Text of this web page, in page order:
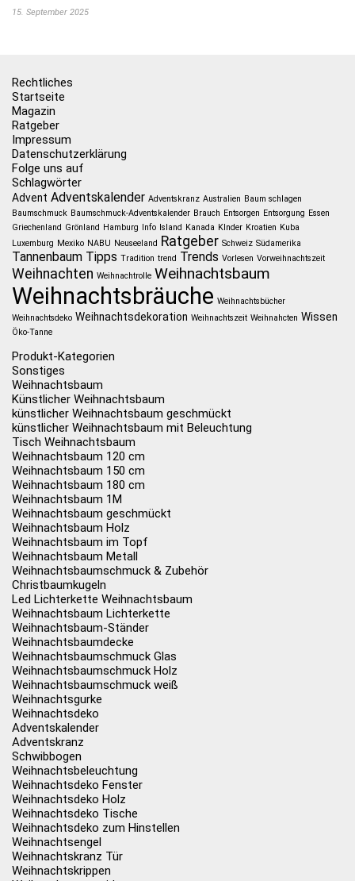
15. September 2025
Rechtliches
Startseite
Magazin
Ratgeber
Impressum
Datenschutzerklärung
Folge uns auf
Schlagwörter
Advent Adventskalender Adventskranz Australien Baum schlagen
Baumschmuck Baumschmuck-Adventskalender Brauch Entsorgen Entsorgung Essen
Griechenland Grönland Hamburg Info Island Kanada KInder Kroatien Kuba
Luxemburg Mexiko NABU Neuseeland Ratgeber Schweiz Südamerika
Tannenbaum Tipps Tradition trend Trends Vorlesen Vorweihnachtszeit
Weihnachten Weihnachtrolle Weihnachtsbaum
Weihnachtsbräuche Weihnachtsbücher
Weihnachtsdeko Weihnachtsdekoration Weihnachtszeit Weihnahcten Wissen
Öko-Tanne
Produkt-Kategorien
Sonstiges
Weihnachtsbaum
Künstlicher Weihnachtsbaum
künstlicher Weihnachtsbaum geschmückt
künstlicher Weihnachtsbaum mit Beleuchtung
Tisch Weihnachtsbaum
Weihnachtsbaum 120 cm
Weihnachtsbaum 150 cm
Weihnachtsbaum 180 cm
Weihnachtsbaum 1M
Weihnachtsbaum geschmückt
Weihnachtsbaum Holz
Weihnachtsbaum im Topf
Weihnachtsbaum Metall
Weihnachtsbaumschmuck & Zubehör
Christbaumkugeln
Led Lichterkette Weihnachtsbaum
Weihnachtsbaum Lichterkette
Weihnachtsbaum-Ständer
Weihnachtsbaumdecke
Weihnachtsbaumschmuck Glas
Weihnachtsbaumschmuck Holz
Weihnachtsbaumschmuck weiß
Weihnachtsgurke
Weihnachtsdeko
Adventskalender
Adventskranz
Schwibbogen
Weihnachtsbeleuchtung
Weihnachtsdeko Fenster
Weihnachtsdeko Holz
Weihnachtsdeko Tische
Weihnachtsdeko zum Hinstellen
Weihnachtsengel
Weihnachtskranz Tür
Weihnachtskrippen